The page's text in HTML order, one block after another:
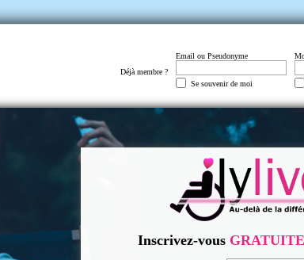
Déjà membre ?
Email ou Pseudonyme
Se souvenir de moi
Inscrivez-vous